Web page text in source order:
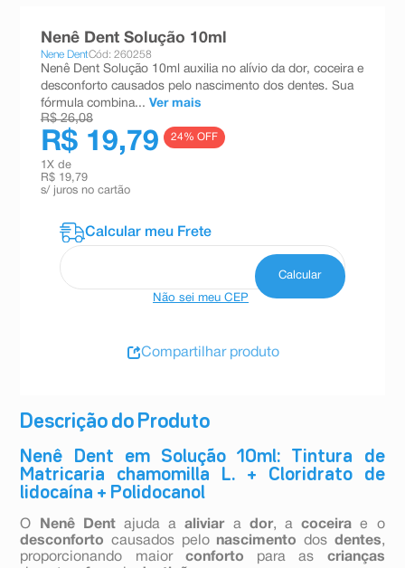
Descrição do Produto
Nenê Dent em Solução 10ml: Tintura de
Matricaria chamomilla L. + Cloridrato de
lidocaína + Polidocanol
O Nenê Dentajuda aaliviara dor, acoceira e o
desconforto causados pelo nascimento dos dentes,
proporcionando maior conforto para as crianças
Nenê Dent Solução 10ml
Nene DentCód: 260258
Nenê Dent Solução 10ml auxilia no alívio da dor, coceira e
desconforto causados pelo nascimento dos dentes. Sua
fórmula combina... Ver mais
R$ 26,08
R$ 19,79 24% OFF
1 X de
R$ 19,79
s/ juros no cartão
Não sei meu CEP
Compartilhar produto
teste gravidez
10ºesmalte